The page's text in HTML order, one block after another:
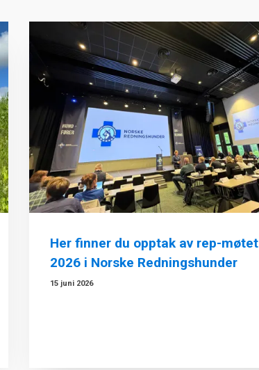
Her finner du opptak av rep-møtet
2026 i Norske Redningshunder
15 juni 2026